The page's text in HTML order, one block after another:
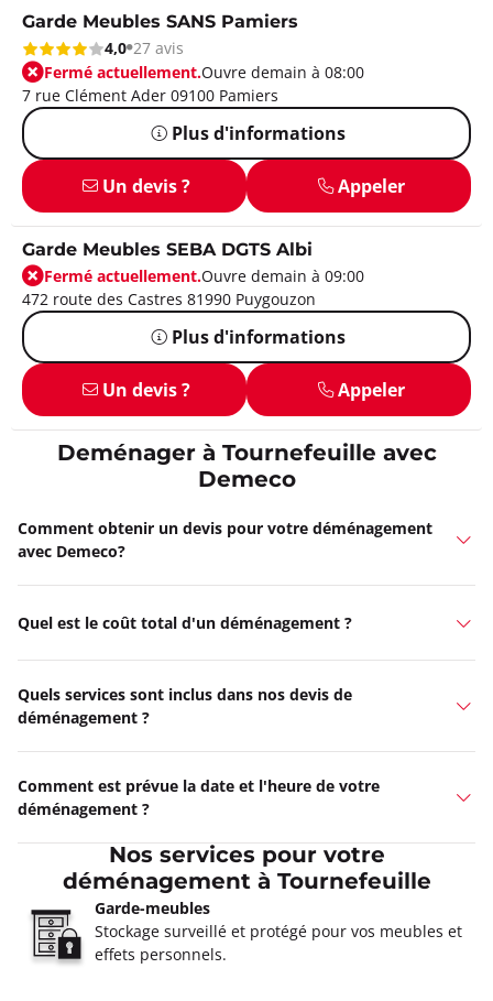
Garde Meubles SANS Pamiers
4,0 27 avis
Fermé actuellement.Ouvre demain à 08:00
7 rue Clément Ader 09100 Pamiers
Plus d'informations
Un devis ? Appeler
Garde Meubles SEBA DGTS Albi
Fermé actuellement.Ouvre demain à 09:00
472 route des Castres 81990 Puygouzon
Plus d'informations
Un devis ? Appeler
Deménager à Tournefeuille avec
Demeco
Comment obtenir un devis pour votre déménagement
avec Demeco?
Quel est le coût total d'un déménagement ?
Quels services sont inclus dans nos devis de
déménagement ?
Comment est prévue la date et l'heure de votre
déménagement ?
Nos services pour votre
déménagement à Tournefeuille
Garde-meubles
Stockage surveillé et protégé pour vos meubles et
effets personnels.